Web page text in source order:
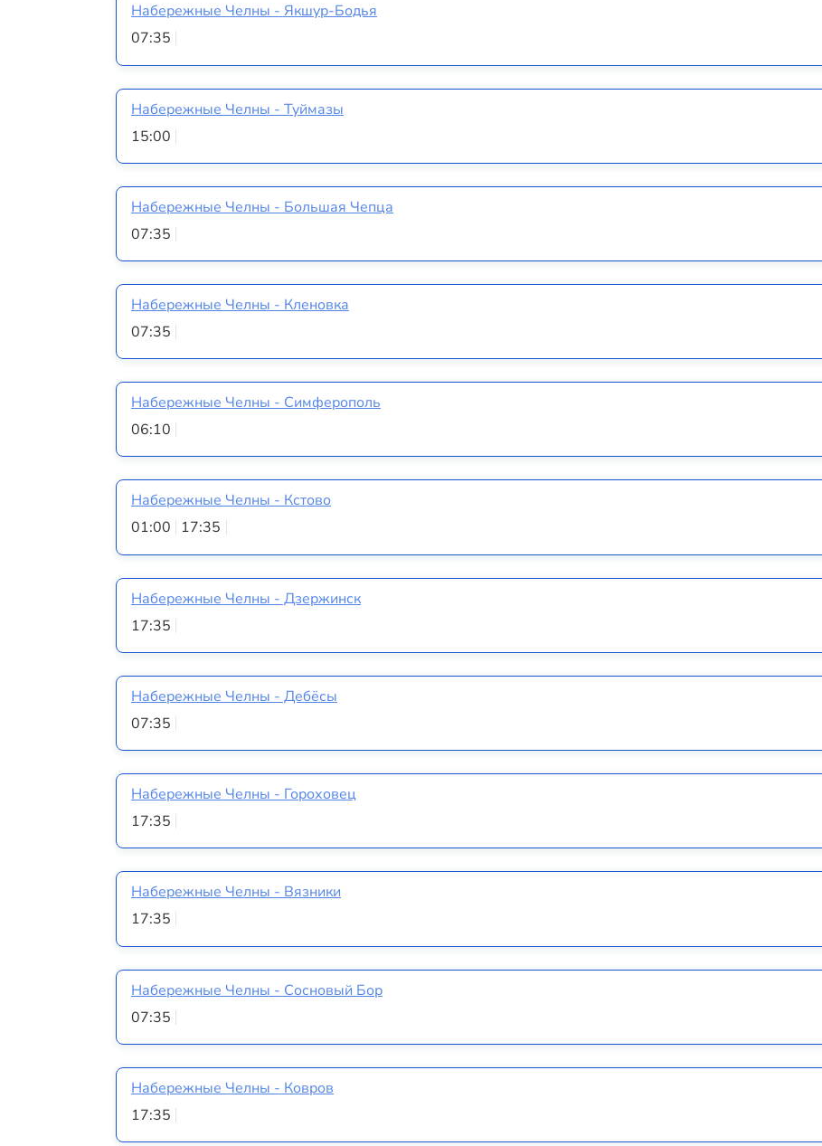
Набережные Челны - Якшур-Бодья
07:35
Набережные Челны - Туймазы
15:00
Набережные Челны - Большая Чепца
07:35
Набережные Челны - Кленовка
07:35
Набережные Челны - Симферополь
06:10
Набережные Челны - Кстово
01:00
17:35
Набережные Челны - Дзержинск
17:35
Набережные Челны - Дебёсы
07:35
Набережные Челны - Гороховец
17:35
Набережные Челны - Вязники
17:35
Набережные Челны - Сосновый Бор
07:35
Набережные Челны - Ковров
17:35